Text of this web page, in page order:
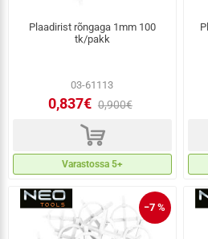
Plaadirist rõngaga 1mm 100
tk/pakk
03-61113
0,837€ 0,900€
d
Varastossa 5+
−7 %